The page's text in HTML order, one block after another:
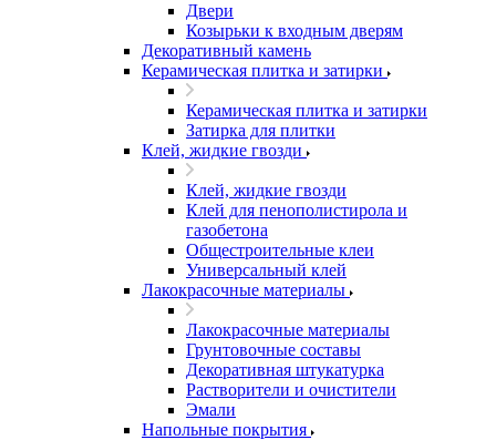
Двери
Козырьки к входным дверям
Декоративный камень
Керамическая плитка и затирки
Керамическая плитка и затирки
Затирка для плитки
Клей, жидкие гвозди
Клей, жидкие гвозди
Клей для пенополистирола и
газобетона
Общестроительные клеи
Универсальный клей
Лакокрасочные материалы
Лакокрасочные материалы
Грунтовочные составы
Декоративная штукатурка
Растворители и очистители
Эмали
Напольные покрытия